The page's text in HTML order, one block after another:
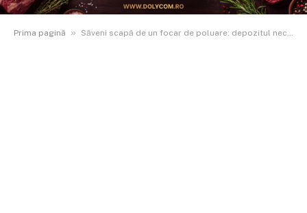
Prima pagină » Săveni scapă de un focar de poluare: depozitul neconform preluat de Administrația Fondului pentru Mediu